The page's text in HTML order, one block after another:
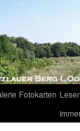
Fotokarten